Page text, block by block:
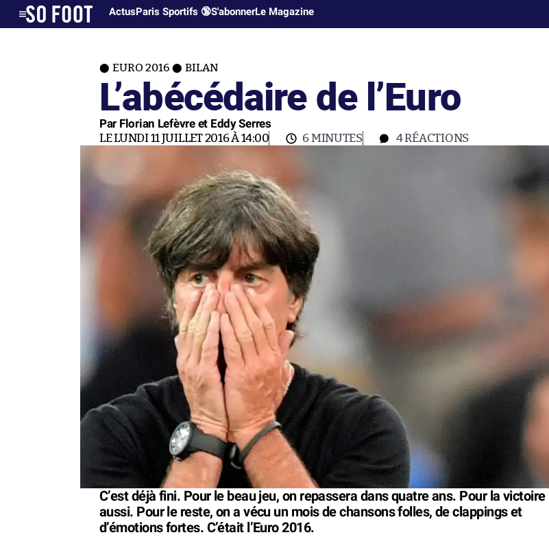
ActusParis Sportifs 🔞S'abonnerLe Magazine
EURO 2016 BILAN
L’abécédaire de l’Euro
Par Florian Lefèvre et Eddy Serres
LE LUNDI 11 JUILLET 2016 À 14:00 6 MINUTES 4RÉACTIONS
C’est déjà fini. Pour le beau jeu, on repassera dans quatre ans. Pour la victoire
aussi. Pour le reste, on a vécu un mois de chansons folles, de clappings et
d’émotions fortes. C’était l’Euro 2016.